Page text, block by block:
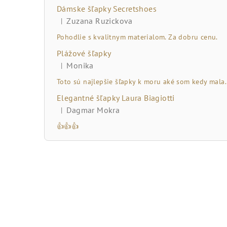
l
Dámske šľapky Secretshoes
Hodnotenie produktu je 5 z 5 hviezdičiek.
| Zuzana Ruzickova
Pohodlie s kvalitnym materialom. Za dobru cenu.
Plážové šľapky
Hodnotenie produktu je 5 z 5 hviezdičiek.
| Monika
Toto sú najlepšie šľapky k moru aké som kedy mala.
Elegantné šľapky Laura Biagiotti
Hodnotenie produktu je 5 z 5 hviezdičiek.
| Dagmar Mokra
👍👍👍